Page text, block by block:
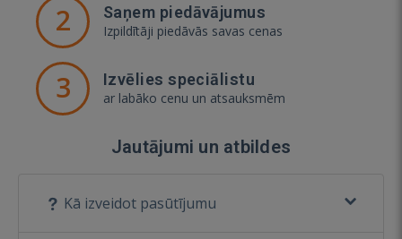
2 Saņem piedāvājumus
Izpildītāji piedāvās savas cenas
3 Izvēlies speciālistu
ar labāko cenu un atsauksmēm
Jautājumi un atbildes
Kā izveidot pasūtījumu